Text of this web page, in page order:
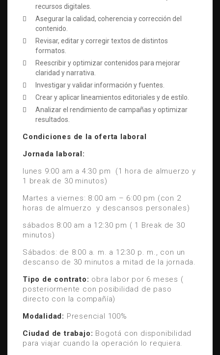
recursos digitales.
Asegurar la calidad, coherencia y corrección del
contenido.
Revisar, editar y corregir textos de distintos
formatos.
Reescribir y optimizar contenidos para mejorar
claridad y narrativa.
Investigar y validar información y fuentes.
Crear y aplicar lineamientos editoriales y de estilo.
Analizar el rendimiento de campañas y optimizar
resultados.
Condiciones de la oferta laboral
Jornada laboral:
lunes 9:00 am a 4:30 pm (1 hora de almuerzo y
1 break de 30 minutos)
Martes a viernes: 8:00 am – 6:00 pm (con 2
horas de almuerzo y descansos personales)
sábados 8:00 am a 12:30 pm ( 1 Break de 30
minutos)
Sábados: de 8:00 a. m. a 12:30 p. m., con un
descanso de 30 minutos a mitad de la jornada.
Tipo de contrato: obra labor por 6 meses (
posteriormente con posibilidad de paso
directo con la compañía)
Modalidad: Presencial 100%
Ciudad de trabajo: Bogotá con disponibilidad
para viajar cuando la operación lo requiera.